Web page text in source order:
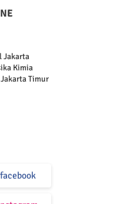
Jakarta
Kimia
Timur
facebook